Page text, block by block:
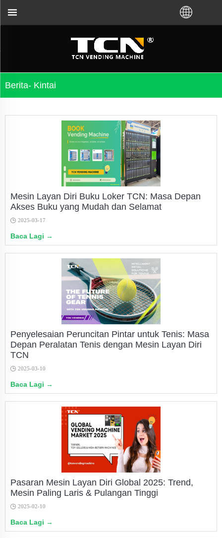
Berita- Kintai
Mesin Layan Diri Buku Loker TCN: Masa Depan
Akses Buku yang Mudah dan Selamat
2025-03-17
Baca Lagi →
Penyelesaian Peruncitan Pintar untuk Tenis: Masa
Depan Peralatan Tenis dengan Mesin Layan Diri
TCN
2025-03-10
Baca Lagi →
Pasaran Mesin Layan Diri Global 2025: Trend,
Mesin Paling Laris & Pulangan Tinggi
2025-02-10
Baca Lagi →
layan diri dan penyelesaian masalah tidak